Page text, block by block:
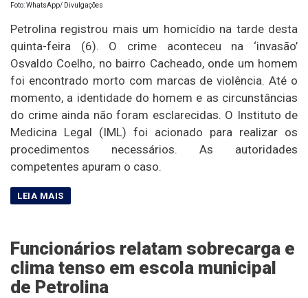
Foto: WhatsApp/ Divulgações
Petrolina registrou mais um homicídio na tarde desta
quinta-feira (6). O crime aconteceu na ‘invasão’
Osvaldo Coelho, no bairro Cacheado, onde um homem
foi encontrado morto com marcas de violência. Até o
momento, a identidade do homem e as circunstâncias
do crime ainda não foram esclarecidas. O Instituto de
Medicina Legal (IML) foi acionado para realizar os
procedimentos necessários. As autoridades
competentes apuram o caso.
Funcionários relatam sobrecarga e
clima tenso em escola municipal
de Petrolina